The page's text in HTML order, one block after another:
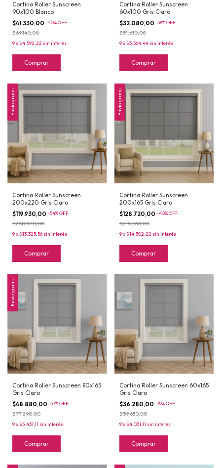
Cortina Roller Sunscreen
90x100 Blanco
$41.330,00 -40%OFF
$69.140,00
9x$4.592,22 sin interés
Comprar
Cortina Roller Sunscreen
60x100 Gris Claro
$32.080,00 -38%OFF
$51.610,00
9x$3.564,44 sin interés
Comprar
Envío gratis
Cortina Roller Sunscreen
200x220 Gris Claro
$119.930,00 -54%OFF
$258.070,00
9x$13.325,56 sin interés
Comprar
Envío gratis
Cortina Roller Sunscreen
200x165 Gris Claro
$128.720,00 -40%OFF
$215.830,00
9x$14.302,22 sin interés
Comprar
Envío gratis
Cortina Roller Sunscreen 80x165
Gris Claro
$48.880,00 -37%OFF
$77.290,00
9x$5.431,11 sin interés
Comprar
Cortina Roller Sunscreen 60x165
Gris Claro
$36.280,00 -39%OFF
$59.630,00
9x$4.031,11 sin interés
Comprar